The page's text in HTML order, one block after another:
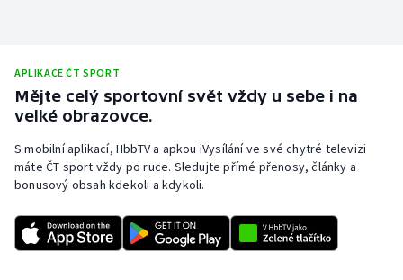
APLIKACE ČT SPORT
Mějte celý sportovní svět vždy u sebe i na
velké obrazovce.
S mobilní aplikací, HbbTV a apkou iVysílání ve své chytré televizi
máte ČT sport vždy po ruce. Sledujte přímé přenosy, články a
bonusový obsah kdekoli a kdykoli.